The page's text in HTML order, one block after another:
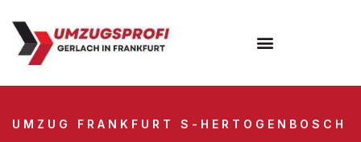
UMZUG FRANKFURT S-HERTOGENBOSCH